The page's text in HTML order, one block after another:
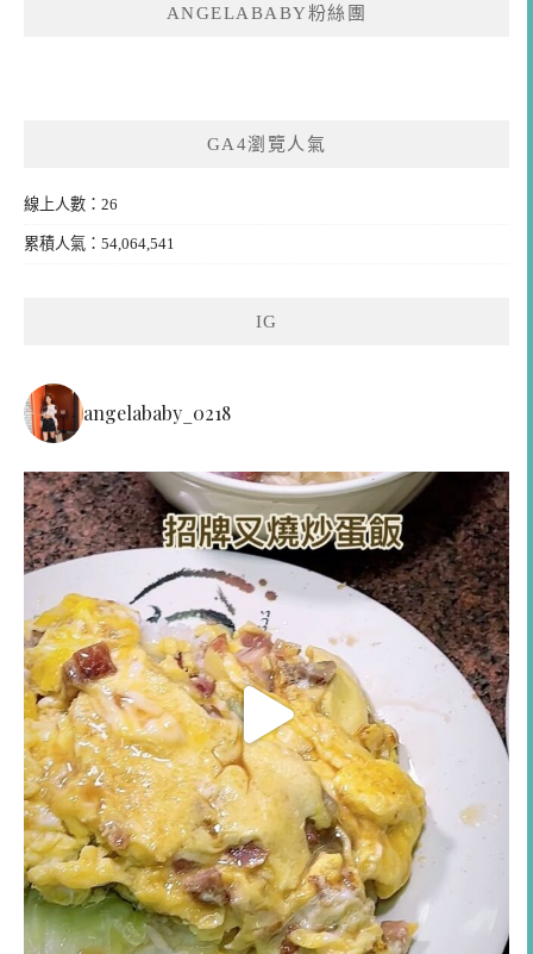
ANGELABABY粉絲團
GA4瀏覽人氣
線上人數：26
累積人氣：54,064,541
IG
angelababy_0218